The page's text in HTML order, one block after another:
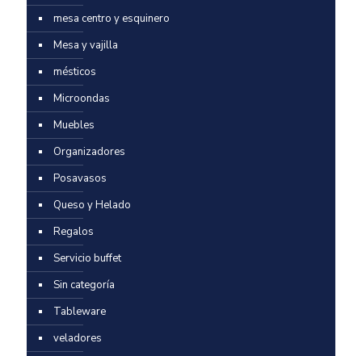
mesa centro y esquinero
Mesa y vajilla
mésticos
Microondas
Muebles
Organizadores
Posavasos
Queso y Helado
Regalos
Servicio buffet
Sin categoría
Tableware
veladores